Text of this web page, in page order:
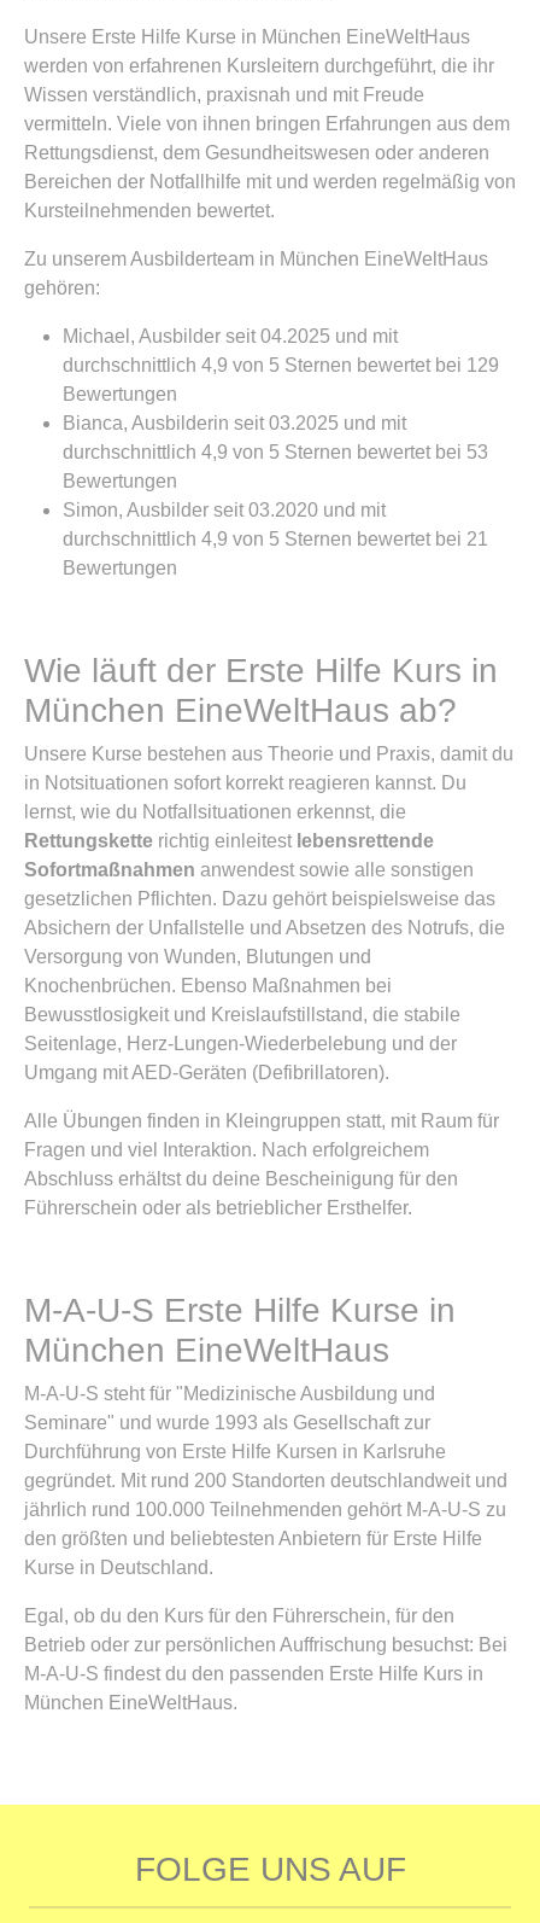
Unsere Erste Hilfe Kurse in München EineWeltHaus
werden von erfahrenen Kursleitern durchgeführt, die ihr
Wissen verständlich, praxisnah und mit Freude
vermitteln. Viele von ihnen bringen Erfahrungen aus dem
Rettungsdienst, dem Gesundheitswesen oder anderen
Bereichen der Notfallhilfe mit und werden regelmäßig von
Kursteilnehmenden bewertet.
Zu unserem Ausbilderteam in München EineWeltHaus
gehören:
Michael, Ausbilder seit 04.2025 und mit
durchschnittlich 4,9 von 5 Sternen bewertet bei 129
Bewertungen
Bianca, Ausbilderin seit 03.2025 und mit
durchschnittlich 4,9 von 5 Sternen bewertet bei 53
Bewertungen
Simon, Ausbilder seit 03.2020 und mit
durchschnittlich 4,9 von 5 Sternen bewertet bei 21
Bewertungen
Wie läuft der Erste Hilfe Kurs in
München EineWeltHaus ab?
Unsere Kurse bestehen aus Theorie und Praxis, damit du
in Notsituationen sofort korrekt reagieren kannst. Du
lernst, wie du Notfallsituationen erkennst, die
Rettungskette richtig einleitest lebensrettende
Sofortmaßnahmen anwendest sowie alle sonstigen
gesetzlichen Pflichten. Dazu gehört beispielsweise das
Absichern der Unfallstelle und Absetzen des Notrufs, die
Versorgung von Wunden, Blutungen und
Knochenbrüchen. Ebenso Maßnahmen bei
Bewusstlosigkeit und Kreislaufstillstand, die stabile
Seitenlage, Herz-Lungen-Wiederbelebung und der
Umgang mit AED-Geräten (Defibrillatoren).
Alle Übungen finden in Kleingruppen statt, mit Raum für
Fragen und viel Interaktion. Nach erfolgreichem
Abschluss erhältst du deine Bescheinigung für den
Führerschein oder als betrieblicher Ersthelfer.
M-A-U-S Erste Hilfe Kurse in
München EineWeltHaus
M-A-U-S steht für "Medizinische Ausbildung und
Seminare" und wurde 1993 als Gesellschaft zur
Durchführung von Erste Hilfe Kursen in Karlsruhe
gegründet. Mit rund 200 Standorten deutschlandweit und
jährlich rund 100.000 Teilnehmenden gehört M-A-U-S zu
den größten und beliebtesten Anbietern für Erste Hilfe
Kurse in Deutschland.
Egal, ob du den Kurs für den Führerschein, für den
Betrieb oder zur persönlichen Auffrischung besuchst: Bei
M-A-U-S findest du den passenden Erste Hilfe Kurs in
München EineWeltHaus.
FOLGE UNS AUF